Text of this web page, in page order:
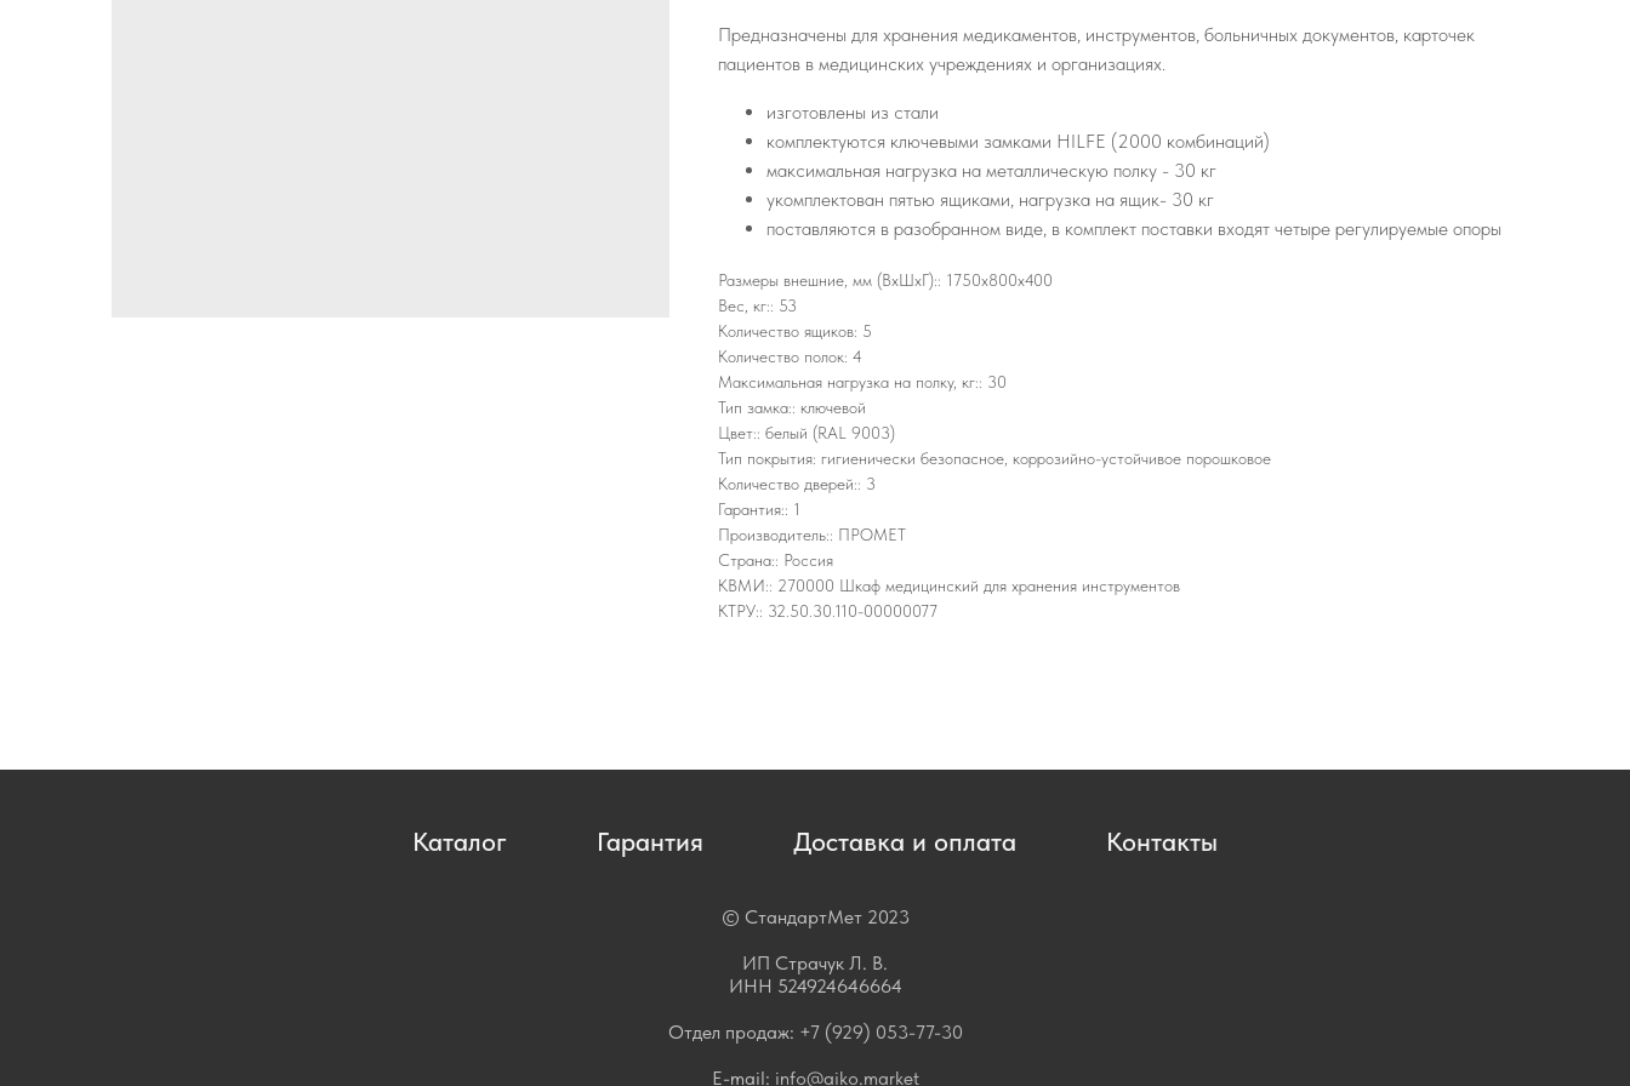
Предназначены для хранения медикаментов, инструментов, больничных документов, карточек
пациентов в медицинских учреждениях и организациях.
изготовлены из стали
комплектуются ключевыми замками HILFE (2000 комбинаций)
максимальная нагрузка на металлическую полку - 30 кг
укомплектован пятью ящиками, нагрузка на ящик- 30 кг
поставляются в разобранном виде, в комплект поставки входят четыре регулируемые опоры
Размеры внешние, мм (ВхШхГ):: 1750x800x400
Вес, кг:: 53
Количество ящиков: 5
Количество полок: 4
Максимальная нагрузка на полку, кг:: 30
Тип замка:: ключевой
Цвет:: белый (RAL 9003)
Тип покрытия: гигиенически безопасное, коррозийно-устойчивое порошковое
Количество дверей:: 3
Гарантия:: 1
Производитель:: ПРОМЕТ
Страна:: Россия
КВМИ:: 270000 Шкаф медицинский для хранения инструментов
КТРУ:: 32.50.30.110-00000077
Каталог Гарантия Доставка и оплата Контакты
© СтандартМет 2023
ИП Страчук Л. В.
ИНН 524924646664
Отдел продаж: +7 (929) 053-77-30
E-mail: info@aiko.market